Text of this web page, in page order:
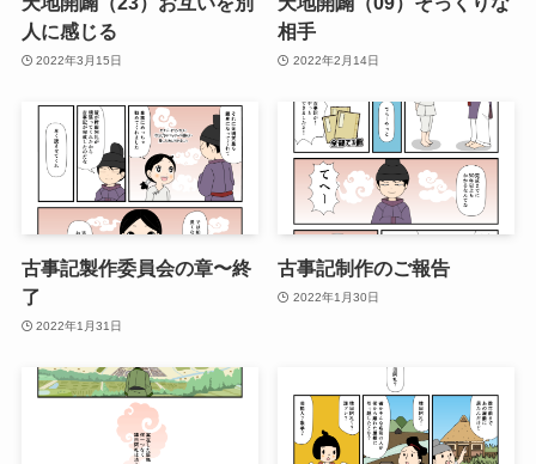
人に感じる
2022年3月15日
相手
2022年2月14日
古事記製作委員会の章〜終
了
2022年1月31日
古事記制作のご報告
2022年1月30日